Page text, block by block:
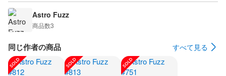
Astro Fuzz
商品数3
同じ作者の商品 すべて見る